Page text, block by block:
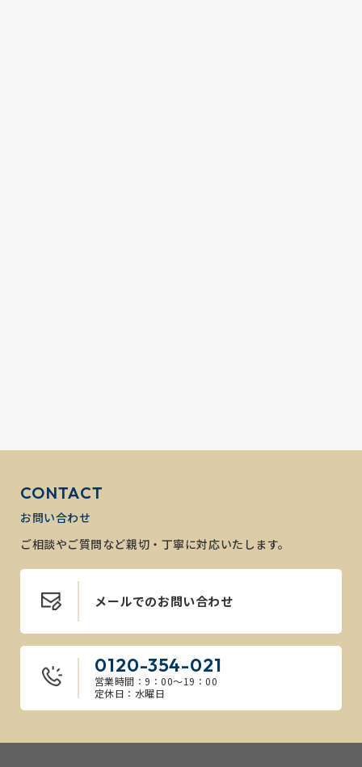
CONTACT
お問い合わせ
ご相談やご質問など親切・丁寧に対応いたします。
メールでのお問い合わせ
0120-354-021
営業時間：9：00～19：00
定休日：水曜日